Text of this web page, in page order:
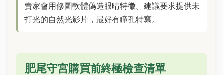
賣家會用修圖軟體偽造眼晴特徵。建議要求提供未
打光的自然光影片，最好有瞳孔特寫。
肥尾守宮購買前終極檢查清單